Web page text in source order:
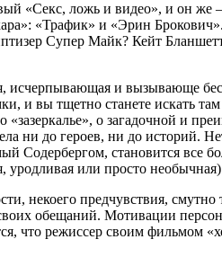
«Секс, ложь и видео», и он
«Трафик» и «Эрин
Супер Майк? Кейт
исчерпывающая и вызывающе
вы тщетно станете искать
о загадочной и
ни до героев, ни до историй.
Содербергом, становится все
уродливая или просто
некоего предчувствия,
обещаний. Мотивации
что режиссер своим фильмом